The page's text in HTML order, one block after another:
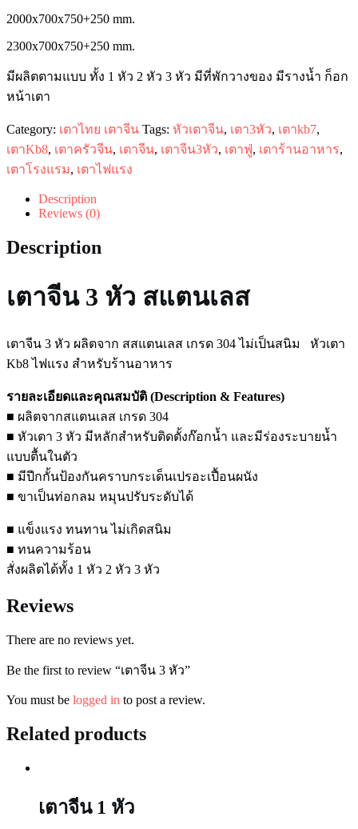
2000x700x750+250 mm.
2300x700x750+250 mm.
มีผลิตตามแบบ ทั้ง 1 หัว 2 หัว 3 หัว มีที่พักวางของ มีรางน้ำ ก็อก
หน้าเตา
Category: เตาไทย เตาจีน Tags: หัวเตาจีน, เตา3หัว, เตาkb7,
เตาKb8, เตาครัวจีน, เตาจีน, เตาจีน3หัว, เตาฟู่, เตาร้านอาหาร,
เตาโรงแรม, เตาไฟแรง
Description
Reviews (0)
Description
เตาจีน 3 หัว สแตนเลส
เตาจีน 3 หัว ผลิตจาก สสแตนเลส เกรด 304 ไม่เป็นสนิม หัวเตา
Kb8 ไฟแรง สำหรับร้านอาหาร
รายละเอียดและคุณสมบัติ (Description & Features)
■ ผลิตจากสแตนเลส เกรด 304
■ หัวเตา 3 หัว มีหลักสำหรับติดตั้งก๊อกน้ำ และมีร่องระบายน้ำ
แบบตื้นในตัว
■ มีปีกกั้นป้องกันคราบกระเด็นเปรอะเปื้อนผนัง
■ ขาเป็นท่อกลม หมุนปรับระดับได้
■ แข็งแรง ทนทาน ไม่เกิดสนิม
■ ทนความร้อน
สั่งผลิตได้ทั้ง 1 หัว 2 หัว 3 หัว
Reviews
There are no reviews yet.
Be the first to review “เตาจีน 3 หัว”
You must be logged in to post a review.
Related products
เตาจีน 1 หัว